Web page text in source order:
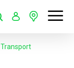
Transport